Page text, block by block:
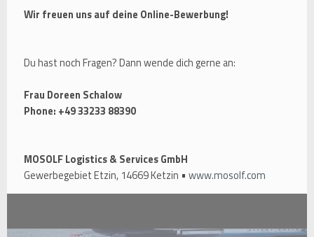
Wir freuen uns auf deine Online-Bewerbung!
Du hast noch Fragen? Dann wende dich gerne an:
Frau Doreen Schalow
Phone: +49 33233 88390
MOSOLF Logistics & Services GmbH
Gewerbegebiet Etzin, 14669 Ketzin • www.mosolf.com